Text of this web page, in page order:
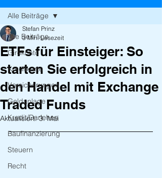
Alle Beiträge
Girokonto
Kreditkarte
Versicherungen
Geldanlage
Kredit/Darlehen
Baufinanzierung
Steuern
Recht
Alle Beiträge
ETFs für Einsteiger: So
starten Sie erfolgreich in
den Handel mit Exchange
Traded Funds
Stefan Prinz
3 Min. Lesezeit
Aktualisiert:3. Mai